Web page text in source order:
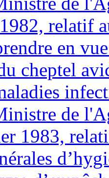
relatif
en
cheptel
de
1983,